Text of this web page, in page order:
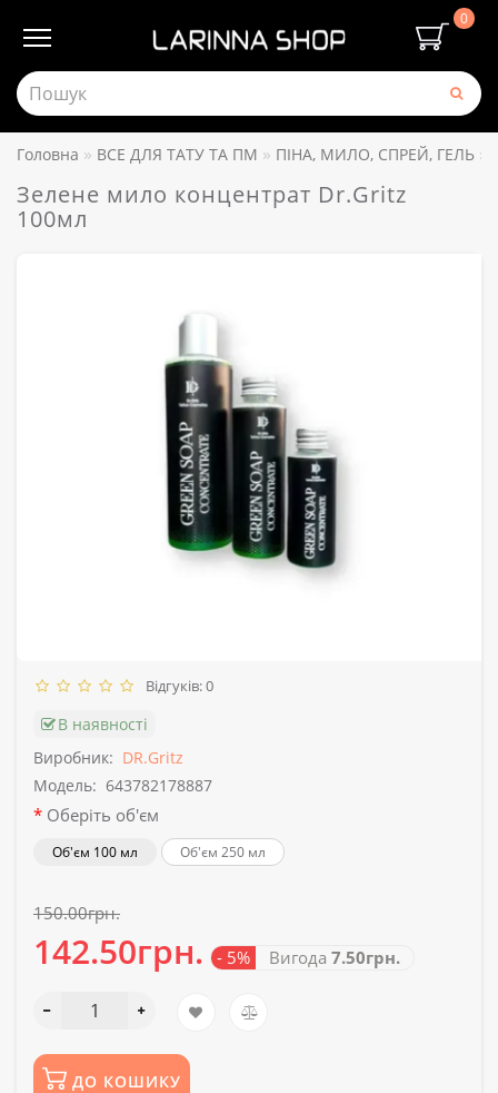
0
Головна ВСЕ ДЛЯ ТАТУ ТА ПМ ПІНА, МИЛО, СПРЕЙ, ГЕЛЬ
Зелене мило концентрат Dr.Gritz
100мл
Відгуків: 0
В наявності
Виробник: DR.Gritz
Модель: 643782178887
Оберіть об'єм
Об'єм 100 мл Об'єм 250 мл
150.00грн.
142.50грн. - 5% Вигода 7.50грн.
ДО КОШИКУ